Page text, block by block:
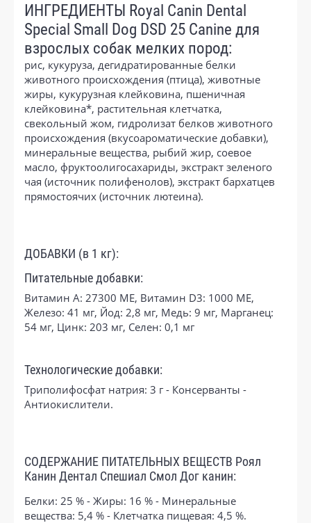
ИНГРЕДИЕНТЫ Royal Canin Dental
Special Small Dog DSD 25 Canine для
взрослых собак мелких пород:
рис, кукуруза, дегидратированные белки
животного происхождения (птица), животные
жиры, кукурузная клейковина, пшеничная
клейковина*, растительная клетчатка,
свекольный жом, гидролизат белков животного
происхождения (вкусоароматические добавки),
минеральные вещества, рыбий жир, соевое
масло, фруктоолигосахариды, экстракт зеленого
чая (источник полифенолов), экстракт бархатцев
прямостоячих (источник лютеина).
ДОБАВКИ (в 1 кг):
Питательные добавки:
Витамин A: 27300 ME, Витамин D3: 1000 ME,
Железо: 41 мг, Йод: 2,8 мг, Медь: 9 мг, Марганец:
54 мг, Цинк: 203 мг, Ceлeн: 0,1 мг
Технологические добавки:
Триполифосфат натрия: 3 г - Консерванты -
Антиокислители.
СОДЕРЖАНИЕ ПИТАТЕЛЬНЫХ ВЕЩЕСТВ Роял
Канин Дентал Спешиал Смол Дог канин:
Белки: 25 % - Жиры: 16 % - Минеральные
вещества: 5,4 % - Клетчатка пищевая: 4,5 %.